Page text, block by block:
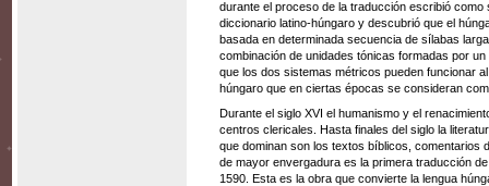
durante el proceso de la traducción escribió
diccionario latino-húngaro y descubrió que el
basada en determinada secuencia de sílabas
combinación de unidades tónicas formadas por
que los dos sistemas métricos pueden funcionar
húngaro que en ciertas épocas se consideran
Durante el siglo XVI el humanismo y el
centros clericales. Hasta finales del siglo la
que dominan son los textos bíblicos, comentarios
de mayor envergadura es la primera traducción
1590. Esta es la obra que convierte la lengua